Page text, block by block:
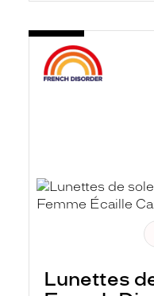
Lunettes